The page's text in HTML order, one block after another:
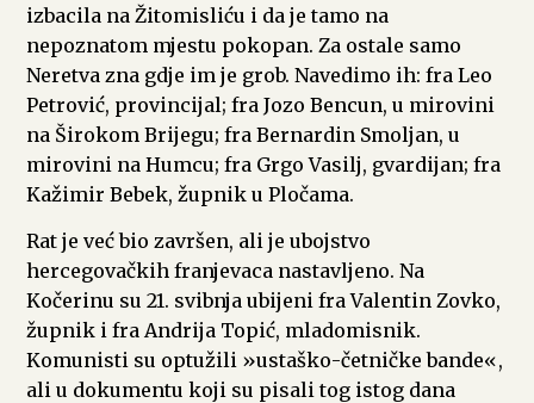
izbacila na Žitomisliću i da je tamo na
nepoznatom mjestu pokopan. Za ostale samo
Neretva zna gdje im je grob. Navedimo ih: fra Leo
Petrović, provincijal; fra Jozo Bencun, u mirovini
na Širokom Brijegu; fra Bernardin Smoljan, u
mirovini na Humcu; fra Grgo Vasilj, gvardijan; fra
Kažimir Bebek, župnik u Pločama.
Rat je već bio završen, ali je ubojstvo
hercegovačkih franjevaca nastavljeno. Na
Kočerinu su 21. svibnja ubijeni fra Valentin Zovko,
župnik i fra Andrija Topić, mladomisnik.
Komunisti su optužili »ustaško-četničke bande«,
ali u dokumentu koji su pisali tog istog dana